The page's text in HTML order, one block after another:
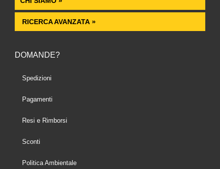
RICERCA AVANZATA »
DOMANDE?
Spedizioni
Pagamenti
Resi e Rimborsi
Sconti
Politica Ambientale